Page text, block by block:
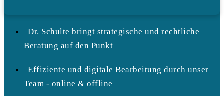
Dr. Schulte bringt strategische und rechtliche
Beratung auf den Punkt
Effiziente und digitale Bearbeitung durch unser
Team - online & offline